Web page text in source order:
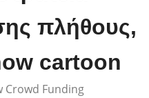
πλήθους,
cartoon
Crowd Funding